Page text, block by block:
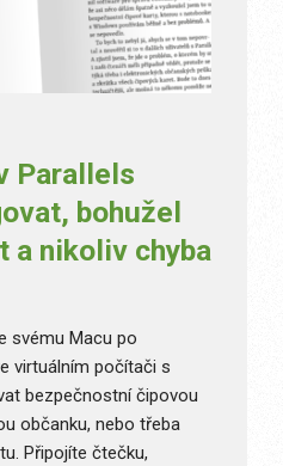
Parallels
bohužel
a nikoliv chyba
svému Macu po
virtuálním počítači s
bezpečnostní čipovou
občanku, nebo třeba
Připojíte čtečku,